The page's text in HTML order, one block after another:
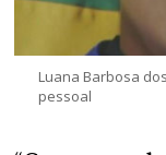
Luana Barbosa
pessoal